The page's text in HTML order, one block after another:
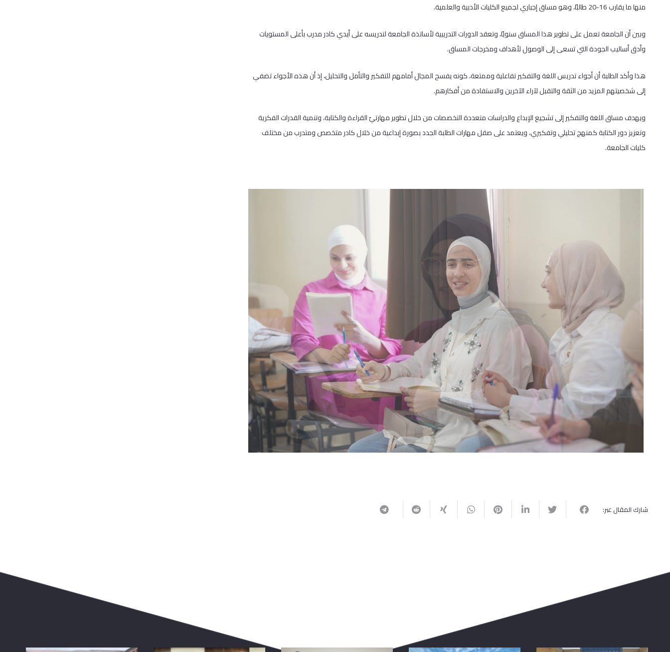
منها ما يقارب 16-20 طالبًا، وهو مساق إجباري لجميع الكليات الأدبية والعلمية.
وبين أن الجامعة تعمل على تطوير هذا المساق سنويًا، وتعقد الدورات التدريبية لأساتذة الجامعة لتدريسه على أيدي كادر مدرب بأعلى المستويات
وأدق أساليب الجودة التي تسعى إلى الوصول لأهداف ومخرجات المساق.
هذا وأكد الطلبة أن أجواء تدريس اللغة والتفكير تفاعلية وممتعة، كونه يفسح المجال أمامهم للتفكير والتأمل والتحليل، إذ أن هذه الأجواء تضفي
إلى شخصيتهم المزيد من الثقة والتقبل لآراء الآخرين والاستفادة من أفكارهم.
ويهدف مساق اللغة والتفكير إلى تشجيع الإبداع والدراسات متعددة التخصصات من خلال تطوير مهارتيّ القراءة والكتابة، وتنمية القدرات الفكرية
وتعزيز دور الكتابة كمنهج تحليلي وتفكيري، ويعتمد على صقل مهارات الطلبة الجدد بصورة إبداعية من خلال كادر متخصص ومتدرب من مختلف
كليات الجامعة.
شارك المقال عبر: